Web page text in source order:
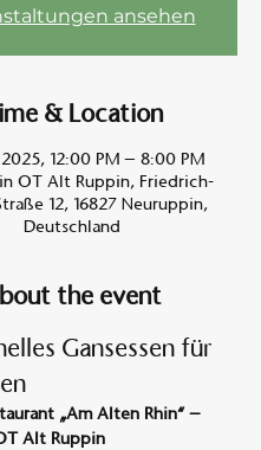
ansehen
& Location
12:00 PM – 8:00 PM
OT Alt Ruppin, Friedrich-
12, 16827 Neuruppin,
Deutschland
the event
Gansessen für
„Am Alten Rhin“ –
Alt Ruppin